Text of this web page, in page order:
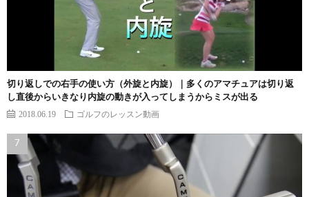
切り返しでの右手の使い方（外旋と内旋）｜多くのアマチュアは切り返
し直後からいきなり内旋の動きが入ってしまうからミスが出る
2018.06.19 ゴルフのレッスン動画